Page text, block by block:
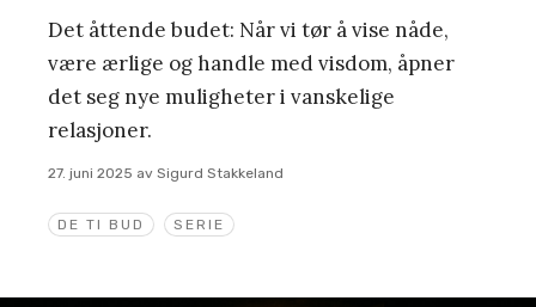
DE TI BUD SERIE
Det åttende budet: Når vi tør å vise nåde,
være ærlige og handle med visdom, åpner
det seg nye muligheter i vanskelige
relasjoner.
27. juni 2025 av Sigurd Stakkeland